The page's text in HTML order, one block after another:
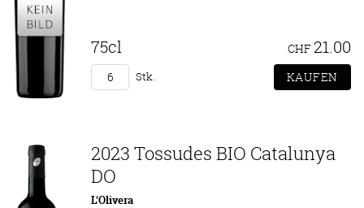
75cl CHF 21.00
Stk.
2023 Tossudes BIO Catalunya
DO
L'Olivera